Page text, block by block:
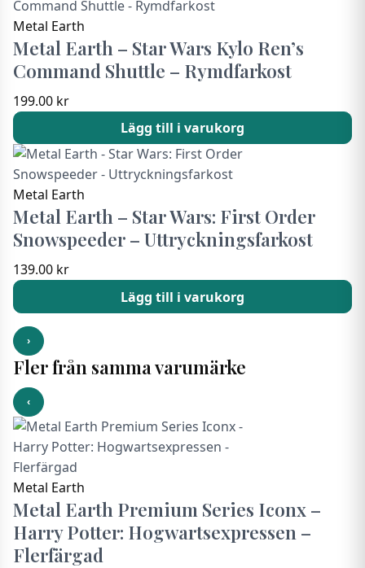
Metal Earth
Metal Earth – Star Wars Kylo Ren’s
Command Shuttle – Rymdfarkost
199.00 kr
Lägg till i varukorg
Metal Earth
Metal Earth – Star Wars: First Order
Snowspeeder – Uttryckningsfarkost
139.00 kr
Lägg till i varukorg
›
Fler från samma varumärke
‹
Metal Earth
Metal Earth Premium Series Iconx –
Harry Potter: Hogwartsexpressen –
Flerfärgad